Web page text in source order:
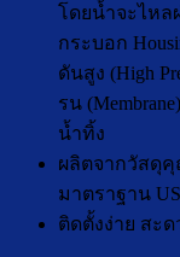
โดยน้ำจะไหล
กระบอก
ดันสูง (High
รน
น้ำทิ้ง
ผลิตจากวัสดุคุ
มาตราฐาน
ติดตั้งง่าย สะ